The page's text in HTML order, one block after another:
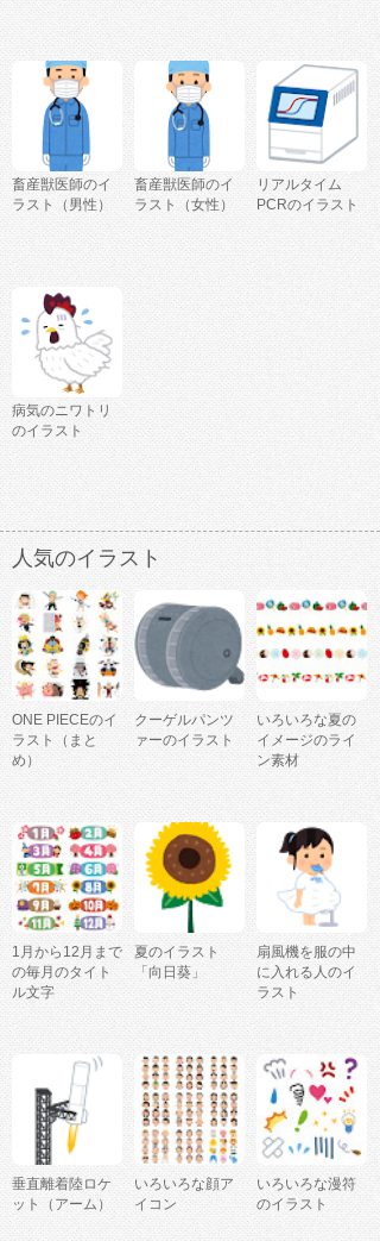
畜産獣医師のイ
ラスト（男性）
畜産獣医師のイ
ラスト（女性）
リアルタイム
PCRのイラスト
病気のニワトリ
のイラスト
人気のイラスト
ONE PIECEのイ
ラスト（まと
め）
クーゲルパンツ
ァーのイラスト
いろいろな夏の
イメージのライ
ン素材
1月から12月まで
の毎月のタイト
ル文字
夏のイラスト
「向日葵」
扇風機を服の中
に入れる人のイ
ラスト
垂直離着陸ロケ
ット（アーム）
いろいろな顔ア
イコン
いろいろな漫符
のイラスト